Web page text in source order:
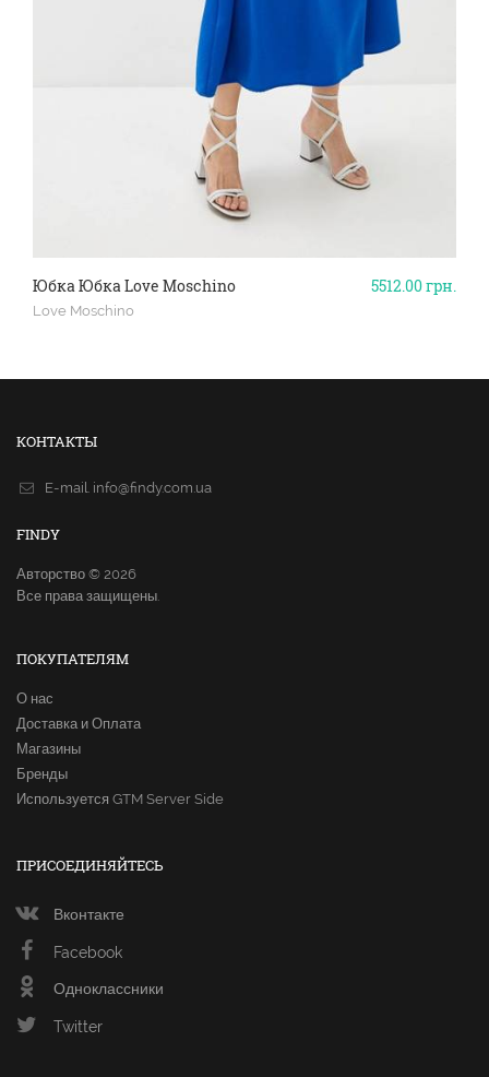
5512.00грн.
Юбка Юбка Love Moschino
Love Moschino
КОНТАКТЫ
E-mail. info@findy.com.ua
FINDY
Авторство © 2026
Все права защищены.
ПОКУПАТЕЛЯМ
О нас
Доставка и Оплата
Магазины
Бренды
Используется GTM Server Side
ПРИСОЕДИНЯЙТЕСЬ
Вконтакте
Facebook
Одноклассники
Twitter